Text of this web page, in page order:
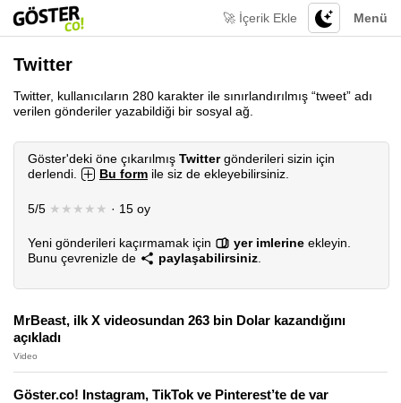
Menü
🚀 İçerik Ekle
Twitter
Twitter, kullanıcıların 280 karakter ile sınırlandırılmış “tweet” adı
verilen gönderiler yazabildiği bir sosyal ağ.
Göster'deki öne çıkarılmış Twittergönderileri sizin için
derlendi.
Bu form ile siz de ekleyebilirsiniz.
5/5 ★★★★★ · 15 oy
Yeni gönderileri kaçırmamak için yer imlerine ekleyin.
Bunu çevrenizle de
paylaşabilirsiniz
MrBeast, ilk X videosundan 263 bin Dolar kazandığını
açıkladı
Video
Göster.co! Instagram, TikTok ve Pinterest’te de var